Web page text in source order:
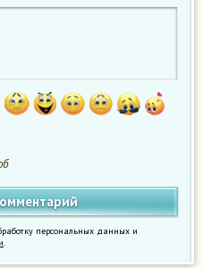
персональных данных и
.